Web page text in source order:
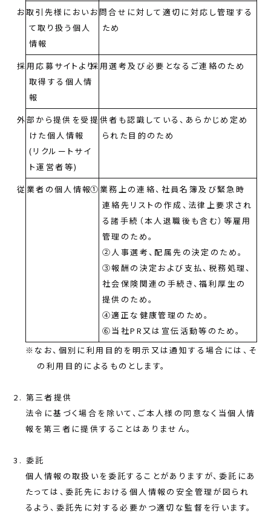
お取引先様におい
て取り扱う個人
情報
お問合せに対して適切に対応し管理する
ため
採用応募サイトより
取得する個人情
報
採用選考及び必要となるご連絡のため
外部から提供を受
けた個人情報
(リクルートサイ
ト運営者等)
提供者も認識している、あらかじめ定め
られた目的のため
従業者の個人情報①業務上の連絡、社員名簿及び緊急時
連絡先リストの作成、法律上要求され
る諸手続（本人退職後も含む）等雇用
管理のため。
②人事選考、配属先の決定のため。
③報酬の決定および支払、税務処理、
社会保険関連の手続き、福利厚生の
提供のため。
④適正な健康管理のため。
⑥当社PR又は宣伝活動等のため。
※なお、個別に利用目的を明示又は通知する場合には、そ
の利用目的によるものとします。
第三者提供
法令に基づく場合を除いて、ご本人様の同意なく当個人情
報を第三者に提供することはありません。
委託
個人情報の取扱いを委託することがありますが、委託にあ
たっては、委託先における個人情報の安全管理が図られ
るよう、委託先に対する必要かつ適切な監督を行います。